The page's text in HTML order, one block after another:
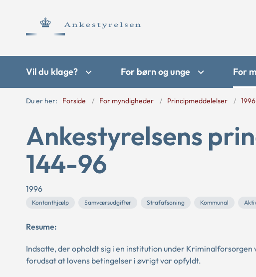
Vil du klage? For børn og unge For
Du er her: Forside For myndigheder Principmeddelelser 1996
Ankestyrelsens
144-96
1996
Kontanthjælp Samværsudgifter Strafafsoning Kommunal
Resume:
Indsatte, der opholdt sig i en institution under
forudsat at lovens betingelser i øvrigt var opfyldt.